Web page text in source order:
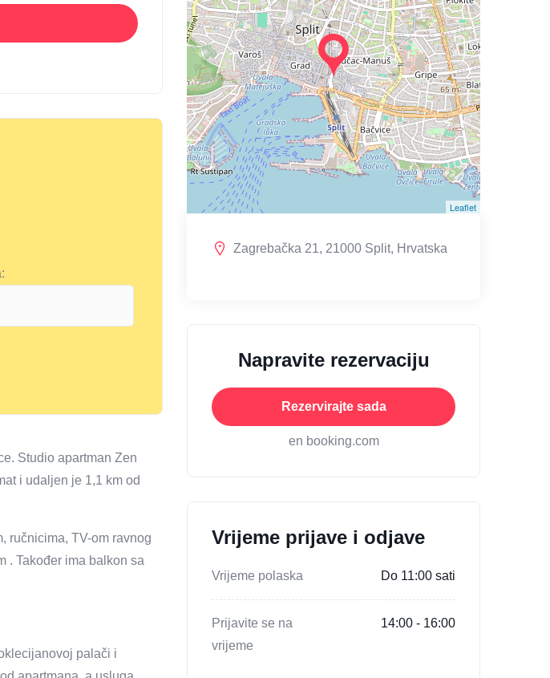
Studio apartman Zen
i udaljen je 1,1 km od
ručnicima, TV-om ravnog
. Također ima balkon sa
palači i
Leaflet
Zagrebačka 21, 21000 Split, Hrvatska
Napravite rezervaciju
Rezervirajte sada
en booking.com
Vrijeme prijave i odjave
Vrijeme polaska Do 11:00 sati
Prijavite se na
vrijeme
14:00 - 16:00